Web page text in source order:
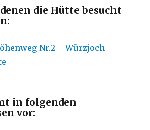
die Hütte besucht
Nr.2 – Würzjoch –
in folgenden
vor: